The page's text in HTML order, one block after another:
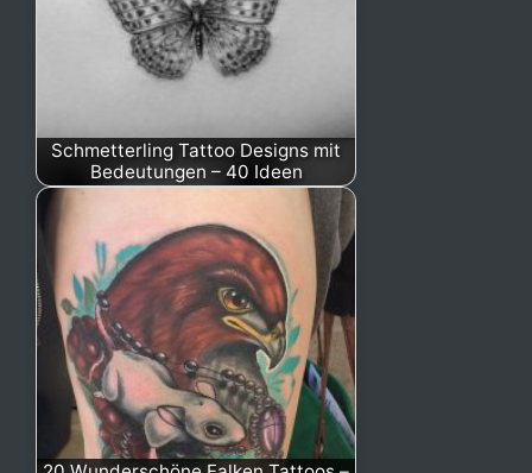
Schmetterling Tattoo Designs mit
Bedeutungen – 40 Ideen